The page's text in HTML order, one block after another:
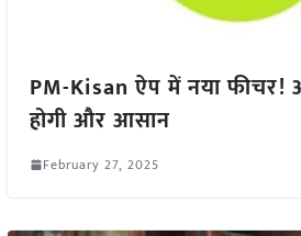
PM-Kisan ऐप में नया फीचर!
होगी और आसान
February 27, 2025